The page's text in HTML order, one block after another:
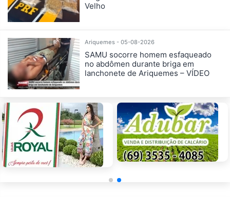
Velho
Ariquemes - 05-08-2026
SAMU socorre homem esfaqueado
no abdômen durante briga em
lanchonete de Ariquemes – VÍDEO